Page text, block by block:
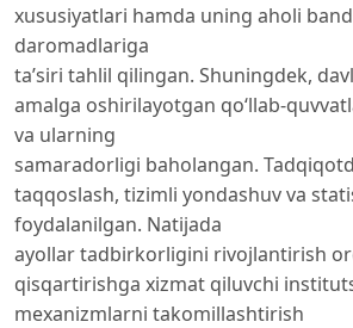
xususiyatlari hamda uning aholi
daromadlariga
ta’siri tahlil qilingan. Shuningdek,
amalga oshirilayotgan qoʻllab-
va ularning
samaradorligi baholangan.
taqqoslash, tizimli yondashuv va
foydalanilgan. Natijada
ayollar tadbirkorligini rivojlantirish
qisqartirishga xizmat qiluvchi
mexanizmlarni takomillashtirish